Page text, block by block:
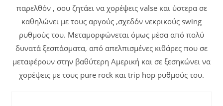
παρελθόν , σου ζητάει να χορέψεις valse και ύστερα σε
καθηλώνει με τους αργούς ,σχεδόν νεκρικούς swing
ρυθμούς του. Μεταμορφώνεται όμως μέσα από πολύ
δυνατά ξεσπάσματα, από απελπισμένες κιθάρες που σε
μεταφέρουν στην βαθύτερη Αμερική και σε ξεσηκώνει να
χορέψεις με τους pure rock και trip hop ρυθμούς του.